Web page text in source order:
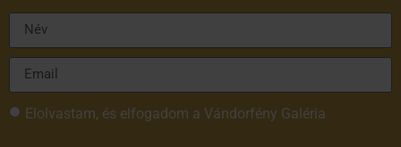
Elolvastam, és elfogadom a Vándorfény Galéria